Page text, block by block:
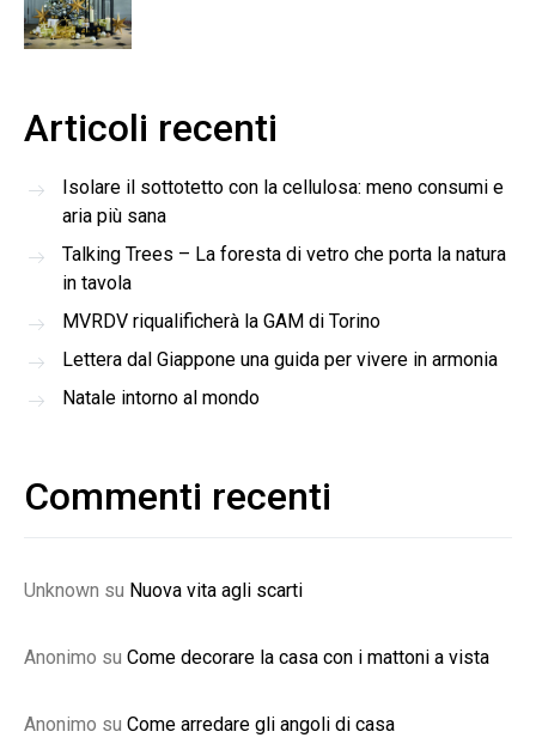
Articoli recenti
Isolare il sottotetto con la cellulosa: meno consumi e
aria più sana
Talking Trees – La foresta di vetro che porta la natura
in tavola
MVRDV riqualificherà la GAM di Torino
Lettera dal Giappone una guida per vivere in armonia
Natale intorno al mondo
Commenti recenti
Unknown su Nuova vita agli scarti
Anonimo su Come decorare la casa con i mattoni a vista
Anonimo su Come arredare gli angoli di casa